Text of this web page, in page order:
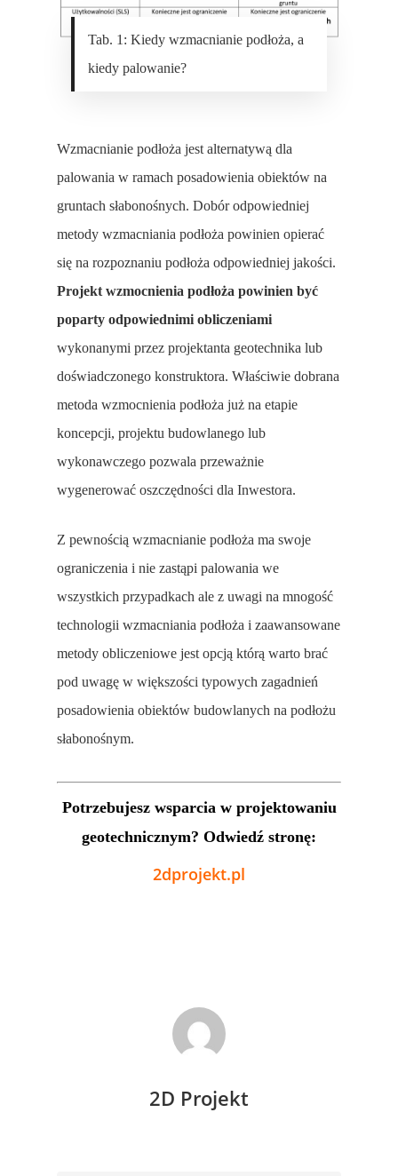
Tab. 1: Kiedy wzmacnianie podłoża, a
kiedy palowanie?
Wzmacnianie podłoża jest alternatywą dla
palowania w ramach posadowienia obiektów na
gruntach słabonośnych. Dobór odpowiedniej
metody wzmacniania podłoża powinien opierać
się na rozpoznaniu podłoża odpowiedniej jakości.
Projekt wzmocnienia podłoża powinien być
poparty odpowiednimi obliczeniami
wykonanymi przez projektanta geotechnika lub
doświadczonego konstruktora. Właściwie dobrana
metoda wzmocnienia podłoża już na etapie
koncepcji, projektu budowlanego lub
wykonawczego pozwala przeważnie
wygenerować oszczędności dla Inwestora.
Z pewnością wzmacnianie podłoża ma swoje
ograniczenia i nie zastąpi palowania we
wszystkich przypadkach ale z uwagi na mnogość
technologii wzmacniania podłoża i zaawansowane
metody obliczeniowe jest opcją którą warto brać
pod uwagę w większości typowych zagadnień
posadowienia obiektów budowlanych na podłożu
słabonośnym.
Potrzebujesz wsparcia w projektowaniu
geotechnicznym? Odwiedź stronę:
2dprojekt.pl
2D Projekt